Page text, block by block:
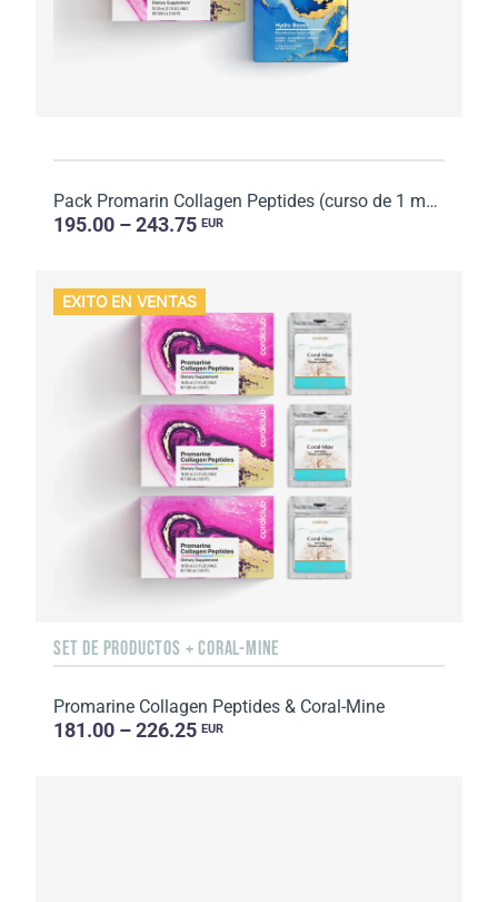
Pack Promarin Collagen Peptides (curso de 1 mes) y mascarillas faciales de biocelulosa Hydro Boost (...
195.00 – 243.75 EUR
EXITO EN VENTAS
SET DE PRODUCTOS + CORAL-MINE
Promarine Collagen Peptides & Coral-Mine
181.00 – 226.25 EUR